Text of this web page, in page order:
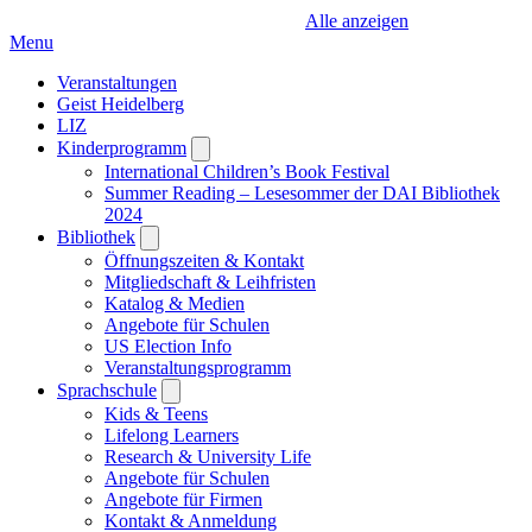
Alle anzeigen
Menu
Veranstaltungen
Geist Heidelberg
LIZ
Kinderprogramm
submenu
International Children’s Book Festival
Summer Reading – Lesesommer der DAI Bibliothek
2024
Bibliothek
submenu
Öffnungszeiten & Kontakt
Mitgliedschaft & Leihfristen
Katalog & Medien
Angebote für Schulen
US Election Info
Veranstaltungsprogramm
Sprachschule
submenu
Kids & Teens
Lifelong Learners
Research & University Life
Angebote für Schulen
Angebote für Firmen
Kontakt & Anmeldung